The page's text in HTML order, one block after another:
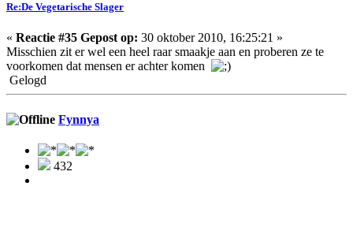
Re:De Vegetarische Slager
« Reactie #35 Gepost op: 30 oktober 2010, 16:25:21 »
Misschien zit er wel een heel raar smaakje aan en proberen ze te
voorkomen dat mensen er achter komen
Gelogd
Fynnya
432